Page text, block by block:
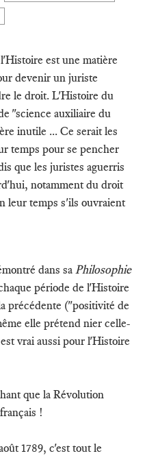
est une matière
devenir un juriste
le droit. L'Histoire du
"science auxiliaire du
inutile ... Ce serait les
temps pour se pencher
que les juristes aguerris
notamment du droit
leur temps s'ils ouvraient
dans saPhilosophie
période de l'Histoire
précédente ("positivité de
elle prétend nier celle-
vrai aussi pour l'Histoire
que la Révolution
!
1789, c'est tout le